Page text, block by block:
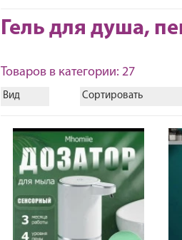
Гель для душа,
Товаров в категории: 27
Вид Сортировать